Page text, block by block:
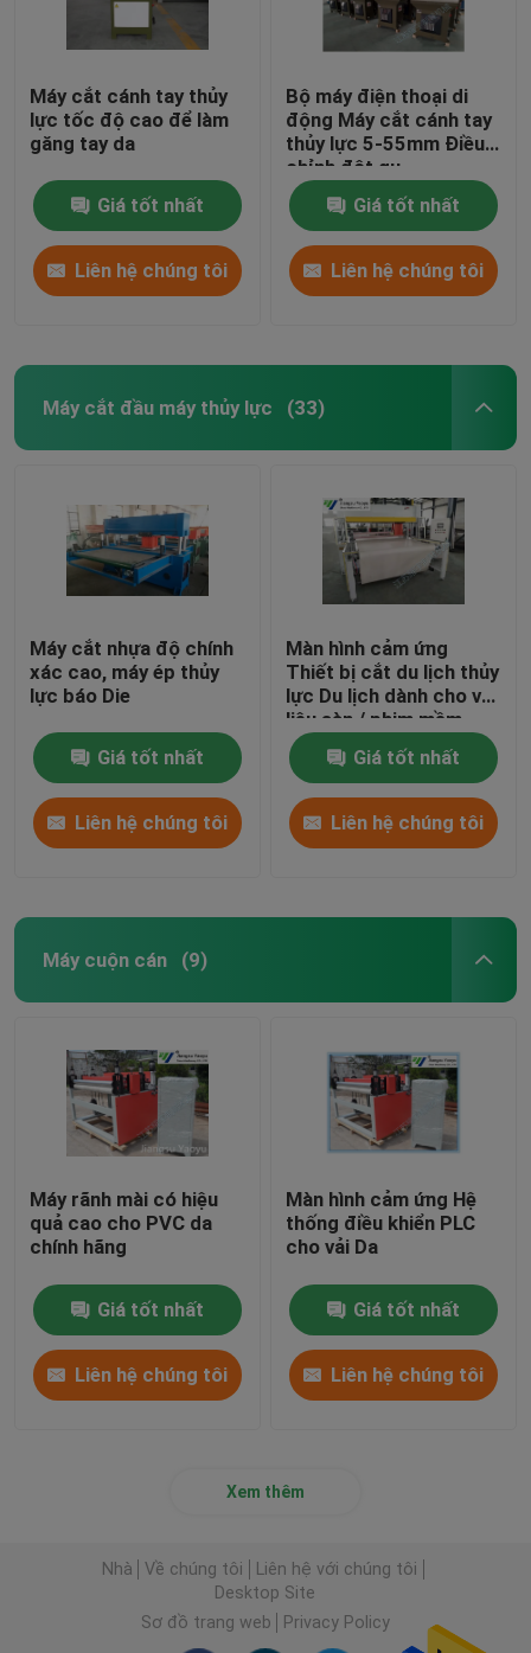
Máy cắt cánh tay thủy
lực tốc độ cao để làm
găng tay da
Giá tốt nhất
Liên hệ chúng tôi
Bộ máy điện thoại di
động Máy cắt cánh tay
thủy lực 5-55mm Điều
chỉnh đột qu
Giá tốt nhất
Liên hệ chúng tôi
Máy cắt đầu máy thủy lực (33)
Máy cắt nhựa độ chính
xác cao, máy ép thủy
lực báo Die
Giá tốt nhất
Liên hệ chúng tôi
Màn hình cảm ứng
Thiết bị cắt du lịch thủy
lực Du lịch dành cho vật
liệu sàn / phim mềm
Giá tốt nhất
Liên hệ chúng tôi
Máy cuộn cán (9)
Máy rãnh mài có hiệu
quả cao cho PVC da
chính hãng
Giá tốt nhất
Liên hệ chúng tôi
Màn hình cảm ứng Hệ
thống điều khiển PLC
cho vải Da
Giá tốt nhất
Liên hệ chúng tôi
Xem thêm
Nhà Về chúng tôi
Liên hệ với chúng tôi
Desktop Site
Sơ đồ trang web
Privacy Policy